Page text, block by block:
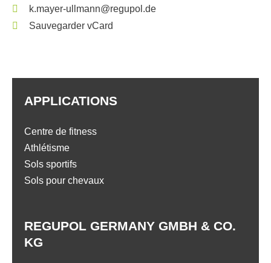
k.mayer-ullmann@regupol.de
Sauvegarder vCard
REGUPOL GERMANY GMBH & CO.
KG
APPLICATIONS
Centre de fitness
Athlétisme
Sols sportifs
Sols pour chevaux